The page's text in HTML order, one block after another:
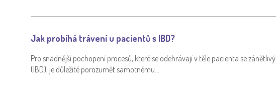
Jak probíhá trávení u pacientů s IBD?
Pro snadnější pochopení procesů, které se odehrávají v těle pacienta se
(IBD), je důležité porozumět samotnému…